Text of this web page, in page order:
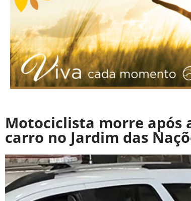
Motociclista morre após
carro no Jardim das